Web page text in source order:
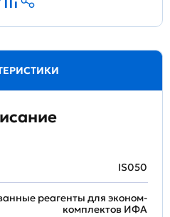
IS050
реагенты для эконом-
комплектов ИФА